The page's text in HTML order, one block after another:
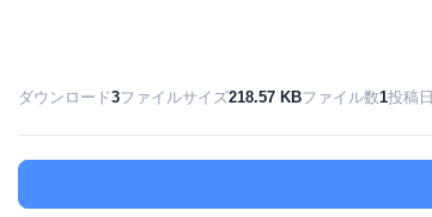
ダウンロード3ファイルサイズ218.57 KBファイル数1投稿日